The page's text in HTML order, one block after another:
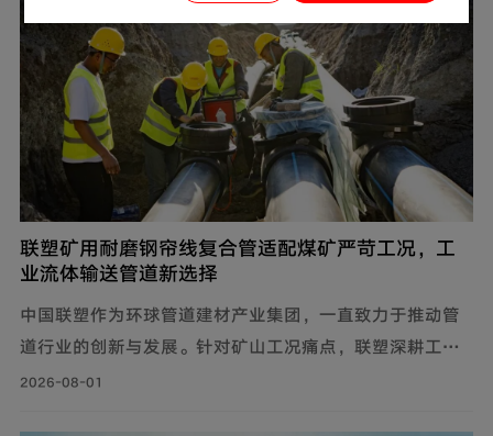
联塑矿用耐磨钢帘线复合管适配煤矿严苛工况，工
业流体输送管道新选择
中国联塑作为环球管道建材产业集团，一直致力于推动管
道行业的创新与发展。针对矿山工况痛点，联塑深耕工业
流体输送管道领域，为解决煤矿井下钢制管道腐蚀严重、
2026-08-01